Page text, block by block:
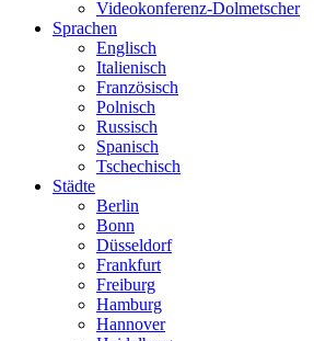
Videokonferenz-Dolmetscher
Sprachen
Englisch
Italienisch
Französisch
Polnisch
Russisch
Spanisch
Tschechisch
Städte
Berlin
Bonn
Düsseldorf
Frankfurt
Freiburg
Hamburg
Hannover